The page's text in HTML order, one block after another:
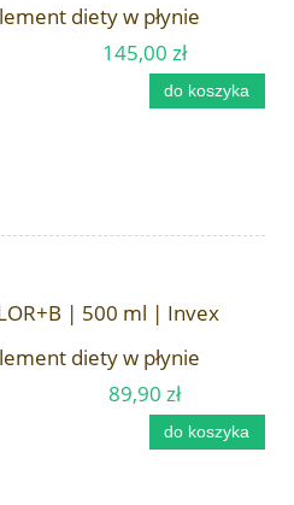
diety w płynie
145,00 zł
do koszyka
| 500 ml | Invex
diety w płynie
89,90 zł
do koszyka